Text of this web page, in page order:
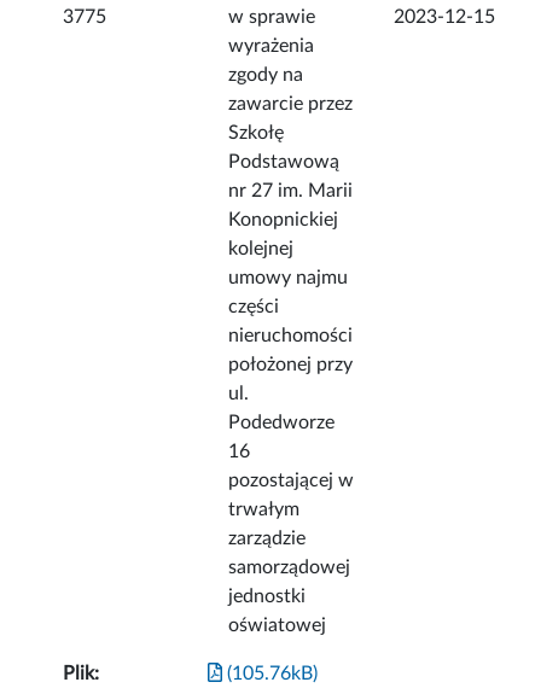
3775
w sprawie
wyrażenia
zgody na
zawarcie przez
Szkołę
Podstawową
nr 27 im. Marii
Konopnickiej
kolejnej
umowy najmu
części
nieruchomości
położonej przy
ul.
Podedworze
16
pozostającej w
trwałym
zarządzie
samorządowej
jednostki
oświatowej
2023-12-15
Plik: (105.76kB)